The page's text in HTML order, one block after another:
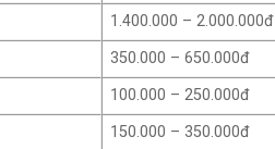
1.400.000 – 2.000.000đ
350.000 – 650.000đ
100.000 – 250.000đ
150.000 – 350.000đ